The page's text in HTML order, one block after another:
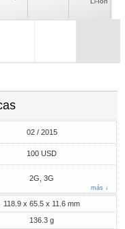
02 / 2015
100 USD
2G, 3G
más ↓
118.9 x 65.5 x 11.6 mm
136.3 g